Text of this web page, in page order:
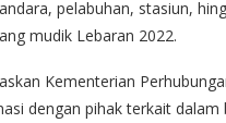
pelabuhan, stasiun,
mudik Lebaran 2022.
Kementerian
dengan pihak terkait dalam